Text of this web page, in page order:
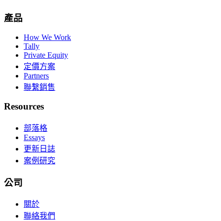
產品
How We Work
Tally
Private Equity
定價方案
Partners
聯繫銷售
Resources
部落格
Essays
更新日誌
案例研究
公司
關於
聯絡我們